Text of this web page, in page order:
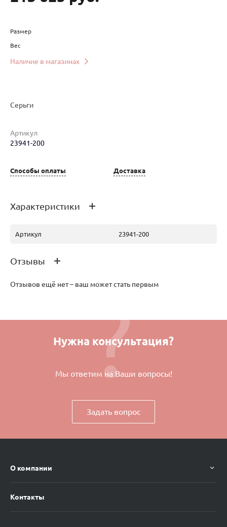
Размер
Вес
Наличие в магазинах
Серьги
Артикул
23941-200
Способы оплаты Доставка
Характеристики
Артикул 23941-200
Отзывы
Отзывов ещё нет – ваш может стать первым
Нужна консультация?
Мы ответим на Ваши вопросы!
Задать вопрос
О компании
Контакты